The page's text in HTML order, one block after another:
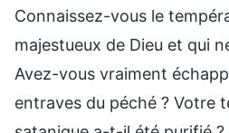
Connaissez-vous le
majestueux de Dieu et qui
Avez-vous vraiment
entraves du péché ? Votre